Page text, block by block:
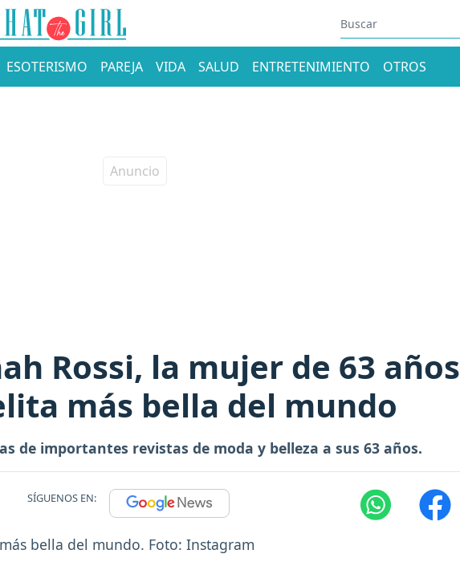
ESOTERISMO PAREJA VIDA SALUD ENTRETENIMIENTO OTROS
Rossi, la mujer de 63 años
más bella del mundo
de importantes revistas de moda y belleza a sus 63 años.
SÍGUENOS EN: